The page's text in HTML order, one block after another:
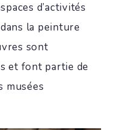
d’activités
la peinture
sont
et font partie de
musées